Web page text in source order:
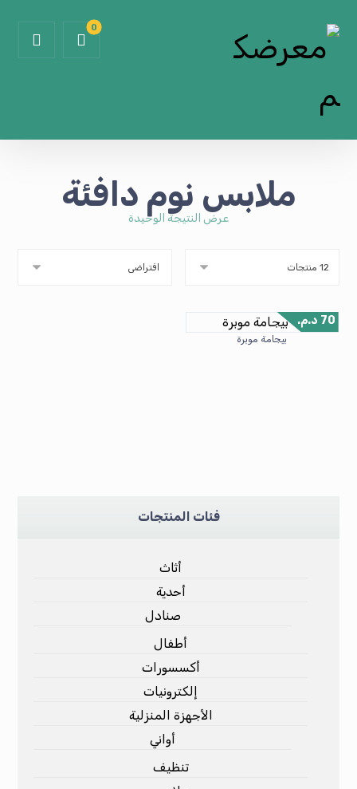
ملابس نوم دافئة
عرض النتيجة الوحيدة
بيجامة موبرة
70 د.م.
فئات المنتجات
أثاث
أحدية
صنادل
أطفال
أكسسورات
إلكترونيات
الأجهزة المنزلية
أواني
تنظيف